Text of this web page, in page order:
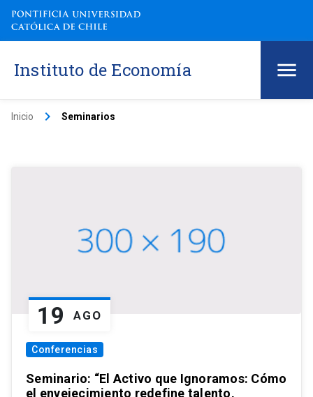
Instituto de Economía
Inicio keyboard_arrow_right Seminarios
19 AGO
Conferencias
Seminario: “El Activo que Ignoramos: Cómo
el envejecimiento redefine talento,